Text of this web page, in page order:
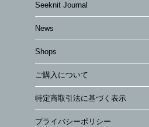
Seeknit Journal
News
Shops
ご購入について
特定商取引法に基づく表示
プライバシーポリシー